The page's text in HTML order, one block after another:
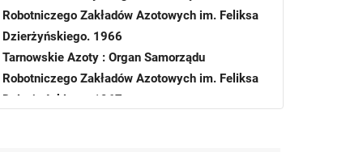
Robotniczego Zakładów Azotowych im. Feliksa
Dzierżyńskiego. 1966
Tarnowskie Azoty : Organ Samorządu
Robotniczego Zakładów Azotowych im. Feliksa
Dzierżyńskiego. 1967